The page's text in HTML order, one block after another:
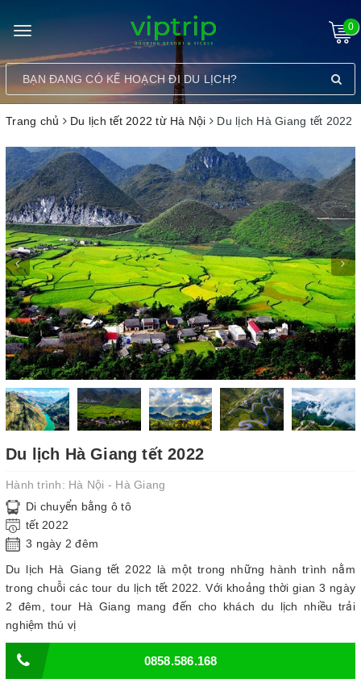
Toggle
navigation
0
Trang chủ Du lịch tết 2022 từ Hà Nội Du lịch Hà Giang tết 2022
Du lịch Hà Giang tết 2022
Hành trình: Hà Nội - Hà Giang
Di chuyển bằng ô tô
tết 2022
3 ngày 2 đêm
Du lịch Hà Giang tết 2022 là một trong những hành trình nằm
trong chuỗi các tour du lịch tết 2022. Với khoảng thời gian 3 ngày
2 đêm, tour Hà Giang mang đến cho khách du lịch nhiều trải
nghiệm thú vị
0858.586.168